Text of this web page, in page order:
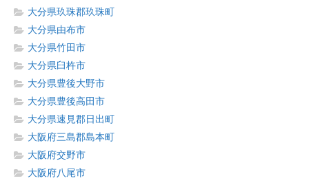
大分県玖珠郡玖珠町
大分県由布市
大分県竹田市
大分県臼杵市
大分県豊後大野市
大分県豊後高田市
大分県速見郡日出町
大阪府三島郡島本町
大阪府交野市
大阪府八尾市